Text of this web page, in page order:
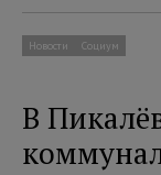
Новости Социум
В